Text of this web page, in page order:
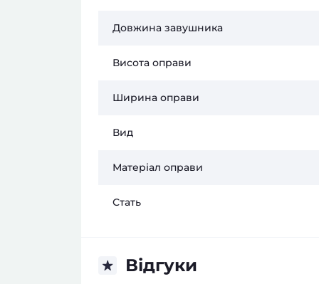
Довжина завушника
Висота оправи
Ширина оправи
Вид
Матеріал оправи
Стать
Відгуки